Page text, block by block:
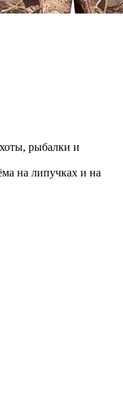
рыбалки и
на липучках и на